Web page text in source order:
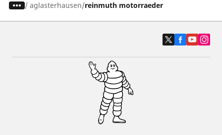
/ aglasterhausen reinmuth motorraeder